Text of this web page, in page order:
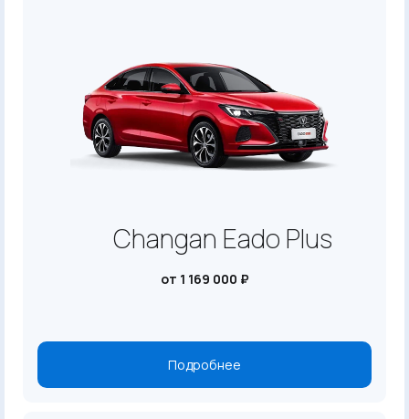
Changan Eado Plus
от 1 169 000 ₽
Подробнее